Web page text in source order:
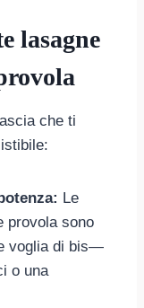
lasagne
che ti
Le
provola sono
voglia di bis—
o una